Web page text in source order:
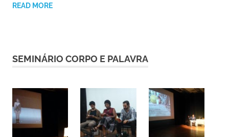
READ MORE
SEMINÁRIO CORPO E PALAVRA